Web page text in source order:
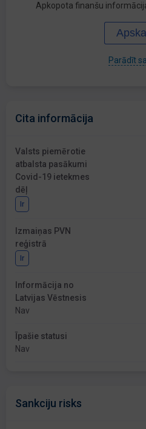
Apkopota finanšu
Parādīt
Cita informācija
Valsts piemērotie
atbalsta pasākumi
Covid-19 ietekmes
dēļ
Ir
Izmaiņas PVN
reģistrā
Ir
Informācija no
Latvijas Vēstnesis
Nav
Īpašie statusi
Nav
Sankciju risks